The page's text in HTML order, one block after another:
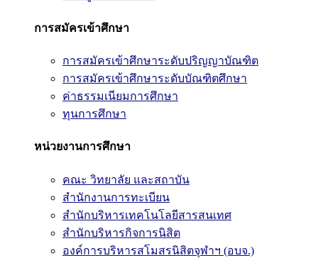
การสมัครเข้าศึกษา
การสมัครเข้าศึกษาระดับปริญญาบัณฑิต
การสมัครเข้าศึกษาระดับบัณฑิตศึกษา
ค่าธรรมเนียมการศึกษา
ทุนการศึกษา
หน่วยงานการศึกษา
คณะ วิทยาลัย และสถาบัน
สำนักงานการทะเบียน
สำนักบริหารเทคโนโลยีสารสนเทศ
สำนักบริหารกิจการนิสิต
องค์การบริหารสโมสรนิสิตจุฬาฯ (อบจ.)